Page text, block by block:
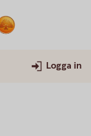
Logga in